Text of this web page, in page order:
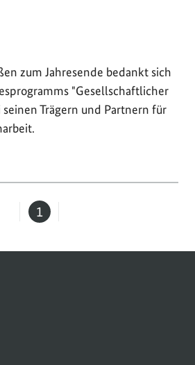
zum Jahresende bedankt sich
"Gesellschaftlicher
Trägern und Partnern für
Seite
1
FUSSBEREICH